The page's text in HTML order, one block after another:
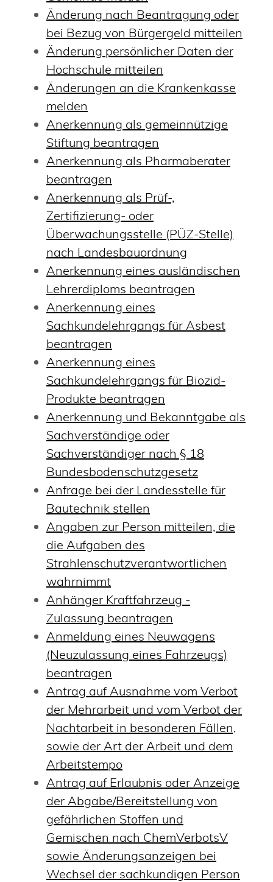
Änderung nach Beantragung oder
bei Bezug von Bürgergeld mitteilen
Änderung persönlicher Daten der
Hochschule mitteilen
Änderungen an die Krankenkasse
melden
Anerkennung als gemeinnützige
Stiftung beantragen
Anerkennung als Pharmaberater
beantragen
Anerkennung als Prüf-,
Zertifizierung- oder
Überwachungsstelle (PÜZ-Stelle)
nach Landesbauordnung
Anerkennung eines ausländischen
Lehrerdiploms beantragen
Anerkennung eines
Sachkundelehrgangs für Asbest
beantragen
Anerkennung eines
Sachkundelehrgangs für Biozid-
Produkte beantragen
Anerkennung und Bekanntgabe als
Sachverständige oder
Sachverständiger nach § 18
Bundesbodenschutzgesetz
Anfrage bei der Landesstelle für
Bautechnik stellen
Angaben zur Person mitteilen, die
die Aufgaben des
Strahlenschutzverantwortlichen
wahrnimmt
Anhänger Kraftfahrzeug -
Zulassung beantragen
Anmeldung eines Neuwagens
(Neuzulassung eines Fahrzeugs)
beantragen
Antrag auf Ausnahme vom Verbot
der Mehrarbeit und vom Verbot der
Nachtarbeit in besonderen Fällen,
sowie der Art der Arbeit und dem
Arbeitstempo
Antrag auf Erlaubnis oder Anzeige
der Abgabe/Bereitstellung von
gefährlichen Stoffen und
Gemischen nach ChemVerbotsV
sowie Änderungsanzeigen bei
Wechsel der sachkundigen Person